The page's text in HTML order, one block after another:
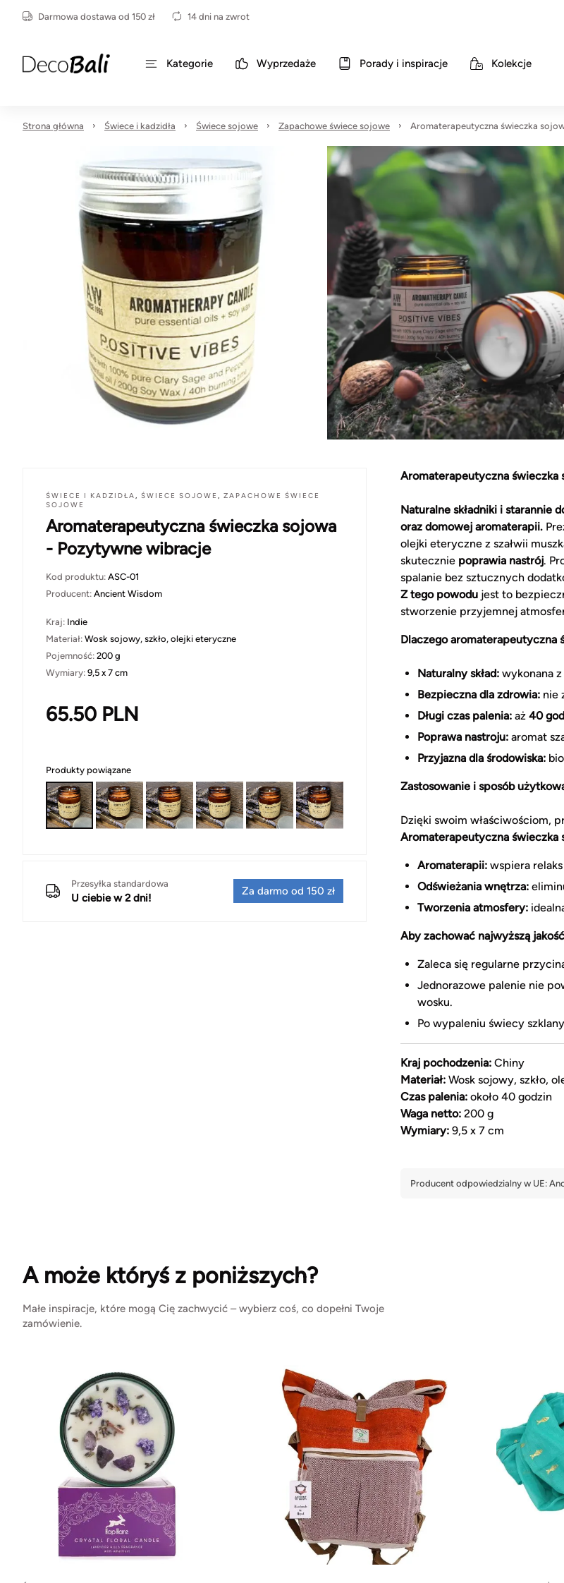
Darmowa dostawa od 150 zł 14 dni na zwrot
Kategorie Wyprzedaże Porady i inspiracje Kolekcje
Strona główna Świece i kadzidła Świece sojowe Zapachowe świece sojowe Aromaterapeutyczna świeczka
ŚWIECE I KADZIDŁA, ŚWIECE SOJOWE , ZAPACHOWE ŚWIECE
SOJOWE
Aromaterapeutyczna świeczka sojowa
- Pozytywne wibracje
Kod produktu: ASC-01
Producent: Ancient Wisdom
Kraj: Indie
Materiał: Wosk sojowy, szkło, olejki eteryczne
Pojemność: 200 g
Wymiary: 9,5 x 7 cm
65.50 PLN
Produkty powiązane
Przesyłka standardowa
U ciebie w 2 dni!
Za darmo od 150 zł
Aromaterapeutyczna świeczka
Naturalne składniki i starannie
oraz domowej aromaterapii.
olejki eteryczne z szałwii
skutecznie poprawia nastrój.
spalanie bez sztucznych
Z tego powodu jest to
stworzenie przyjemnej
Dlaczego aromaterapeutyczna
Naturalny skład: wykonana
Bezpieczna dla zdrowia: nie
Długi czas palenia: aż 40
Poprawa nastroju: aromat
Przyjazna dla środowiska:
Zastosowanie i sposób
Dzięki swoim właściwościom,
Aromaterapeutyczna świeczka
Aromaterapii: wspiera
Odświeżania wnętrza:
Tworzenia atmosfery:
Aby zachować najwyższą
Zaleca się regularne
Jednorazowe palenie nie
wosku.
Po wypaleniu świecy
Kraj pochodzenia: Chiny
Materiał: Wosk sojowy, szkło,
Czas palenia: około 40 godzin
Waga netto: 200 g
Wymiary: 9,5 x 7 cm
A może któryś z poniższych?
Małe inspiracje, które mogą Cię zachwycić – wybierz coś, co dopełni Twoje
zamówienie.